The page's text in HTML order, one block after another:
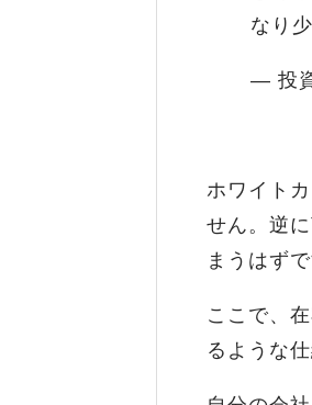
なり
— 投
ホワイト
せん。逆
まうはずで
ここで、
るような